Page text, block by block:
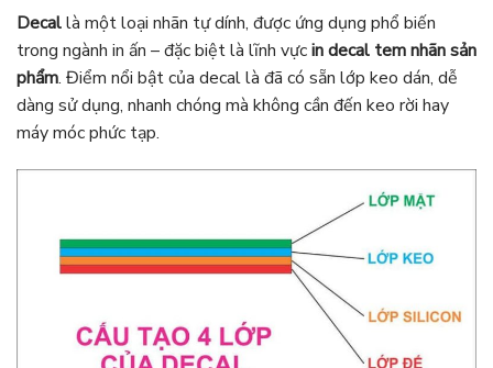
Decallà một loại nhãn tự dính, được ứng dụng phổ biến
trong ngành in ấn – đặc biệt là lĩnh vựcin decal tem nhãn sản
phẩm. Điểm nổi bật của decal là đã có sẵn lớp keo dán, dễ
dàng sử dụng, nhanh chóng mà không cần đến keo rời hay
máy móc phức tạp.